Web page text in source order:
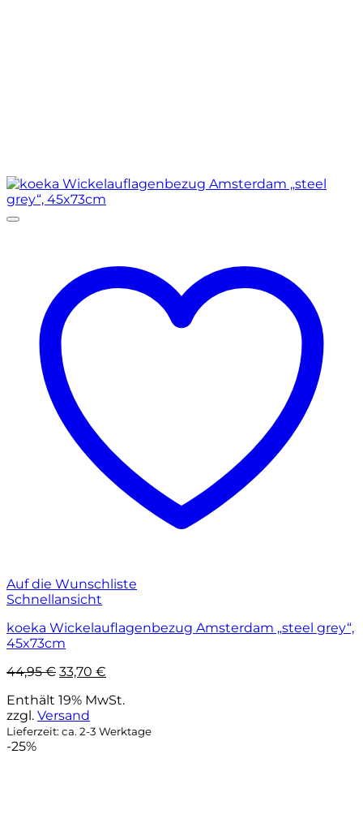
Auf die Wunschliste
Schnellansicht
koeka Wickelauflagenbezug Amsterdam „steel grey“,
45x73cm
44,95€ Ursprünglicher
war:
44,95 €
33,70 €
ist:
Enthält 19% MwSt.
zzgl. Versand
Lieferzeit: ca. 2-3 Werktage
-25%